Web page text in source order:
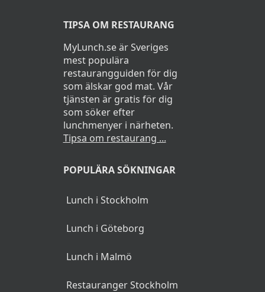
TIPSA OM RESTAURANG
MyLunch.se är Sveriges
mest populära
restaurangguiden för dig
som älskar god mat. Vår
tjänsten är gratis för dig
som söker efter
lunchmenyer i närheten.
Tipsa om restaurang ...
POPULÄRA SÖKNINGAR
Lunch i Stockholm
Lunch i Göteborg
Lunch i Malmö
Restauranger Stockholm